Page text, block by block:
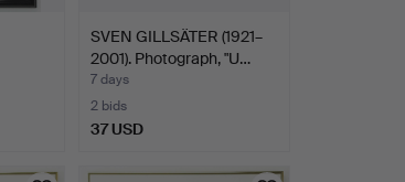
SVEN GILLSÄTER (1921–
2001). Photograph, "U…
7 days
2 bids
37 USD